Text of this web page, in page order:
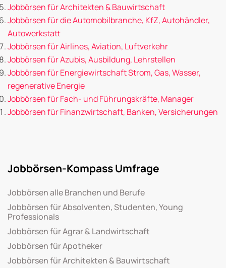
Jobbörsen für Architekten & Bauwirtschaft
Jobbörsen für die Automobilbranche, KfZ, Autohändler,
Autowerkstatt
Jobbörsen für Airlines, Aviation, Luftverkehr
Jobbörsen für Azubis, Ausbildung, Lehrstellen
Jobbörsen für Energiewirtschaft Strom, Gas, Wasser,
regenerative Energie
Jobbörsen für Fach- und Führungskräfte, Manager
Jobbörsen für Finanzwirtschaft, Banken, Versicherungen
Jobbörsen-Kompass Umfrage
Jobbörsen alle Branchen und Berufe
Jobbörsen für Absolventen, Studenten, Young
Professionals
Jobbörsen für Agrar & Landwirtschaft
Jobbörsen für Apotheker
Jobbörsen für Architekten & Bauwirtschaft